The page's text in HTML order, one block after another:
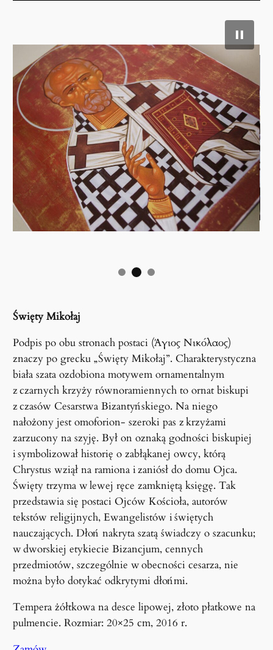
Święty Mikołaj
Podpis po obu stronach postaci (Άγιος Νικόλαος)
znaczy po grecku „Święty Mikołaj”. Charakterystyczna
biała szata ozdobiona motywem ornamentalnym
z czarnych krzyży równoramiennych to ornat biskupi
z czasów Cesarstwa Bizantyńskiego. Na niego
nałożony jest omoforion- szeroki pas z krzyżami
zarzucony na szyję. Był on oznaką godności biskupiej
i symbolizował historię o zabłąkanej owcy, którą
Chrystus wziął na ramiona i zaniósł do domu Ojca.
Święty trzyma w lewej ręce zamkniętą księgę. Tak
przedstawia się postaci Ojców Kościoła, autorów
tekstów religijnych, Ewangelistów i świętych
nauczających. Dłoń nakryta szatą świadczy o szacunku;
w dworskiej etykiecie Bizancjum, cennych
przedmiotów, szczególnie w obecności cesarza, nie
można było dotykać odkrytymi dłońmi.
Tempera żółtkowa na desce lipowej, złoto płatkowe na
pulmencie. Rozmiar: 20×25 cm, 2016 r.